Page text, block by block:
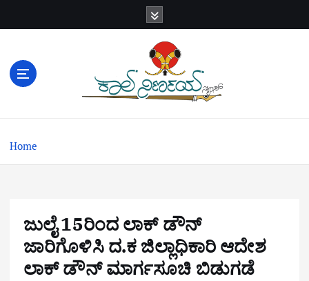
e
Home
ಜುಲೈ 15ರಿಂದ ಲಾಕ್ ಡೌನ್
ಜಾರಿಗೊಳಿಸಿ ದ.ಕ ಜಿಲ್ಲಾಧಿಕಾರಿ ಆದೇಶ
ಲಾಕ್ ಡೌನ್ ಮಾರ್ಗಸೂಚಿ ಬಿಡುಗಡೆ